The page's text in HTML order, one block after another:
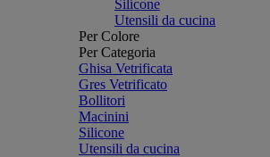
Silicone
Utensili da cucina
Per Colore
Per Categoria
Ghisa Vetrificata
Gres Vetrificato
Bollitori
Macinini
Silicone
Utensili da cucina